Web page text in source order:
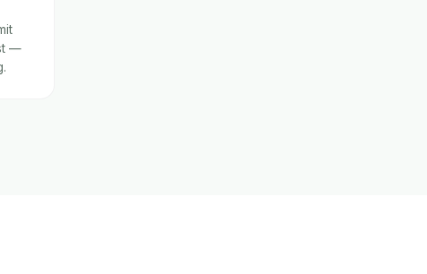
—